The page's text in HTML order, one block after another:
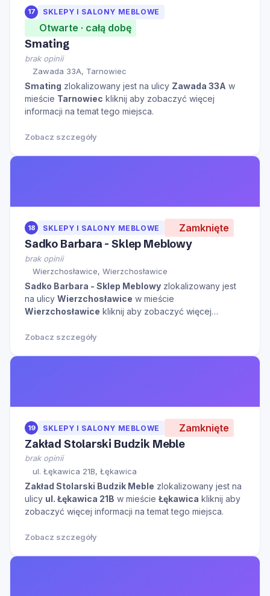
17 SKLEPY I SALONY MEBLOWE
Otwarte · całą dobę
Smating
brak opinii
Zawada 33A, Tarnowiec
Smating zlokalizowany jest na ulicy Zawada 33A w
mieście Tarnowiec kliknij aby zobaczyć więcej
informacji na temat tego miejsca.
Zobacz szczegóły
18 SKLEPY I SALONY MEBLOWE Zamknięte
Sadko Barbara - Sklep Meblowy
brak opinii
Wierzchosławice, Wierzchosławice
Sadko Barbara - Sklep Meblowy zlokalizowany jest
na ulicy Wierzchosławice w mieście
Wierzchosławice kliknij aby zobaczyć więcej
Zobacz szczegóły
19 SKLEPY I SALONY MEBLOWE Zamknięte
Zakład Stolarski Budzik Meble
brak opinii
ul. Łękawica 21B, Łękawica
Zakład Stolarski Budzik Meble zlokalizowany jest na
ulicy ul. Łękawica 21B w mieście Łękawica kliknij aby
zobaczyć więcej informacji na temat tego miejsca.
Zobacz szczegóły